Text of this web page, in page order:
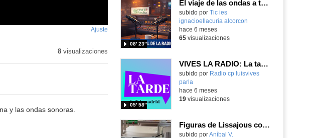
Ajuste
pantalla
8visualizaciones
y las ondas sonoras.
El viaje de las ondas a través de FPDRadio
subido por Tic ies
ignacioellacuria alcorcon
08′ 23″
hace 6 meses
65visualizaciones
VIVES LA RADIO: La tarde de Telemadrid
Contenido educativo.
subido por Radio cp luisvives
parla
05′ 58″
hace 6 meses
19visualizaciones
Figuras de Lissajous con el osciloscopio
Contenido educativo.
subido porAníbal V.